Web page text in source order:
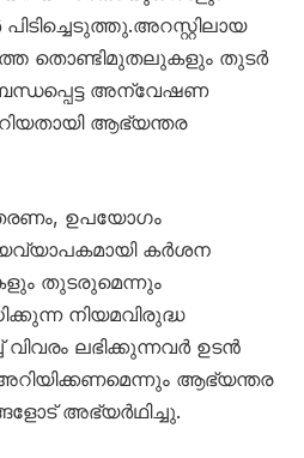
തൊണ്ടിമുതലുകളും തുടർ
അന്വേഷണ
ആഭ്യന്തര
ഉപയോഗം
കർശന
തുടരുമെന്നും
നിയമവിരുദ്ധ
ലഭിക്കുന്നവർ ഉടൻ
ആഭ്യന്തര
അഭ്യർഥിച്ചു.